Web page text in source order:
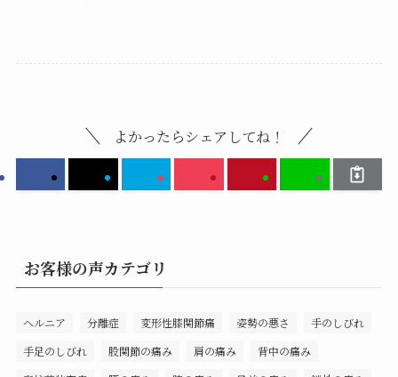
よかったらシェアしてね！
お客様の声カテゴリ
ヘルニア 分離症 変形性膝関節痛 姿勢の悪さ
手のしびれ
手足のしびれ
股関節の痛み 肩の痛み
背中の痛み